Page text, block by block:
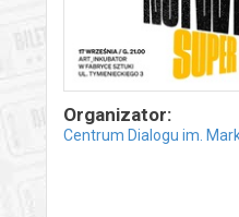
Organizator:
Centrum Dialogu im.